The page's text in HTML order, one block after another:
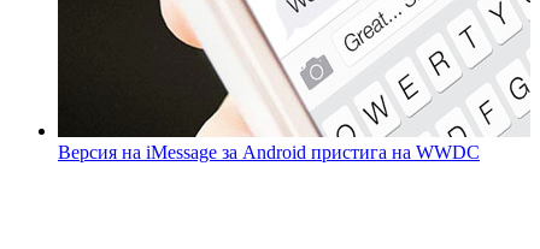
Версия на iMessage за Android пристига на WWDC